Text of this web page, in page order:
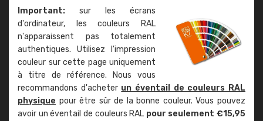
Important: sur les écrans
d'ordinateur, les couleurs RAL
n'apparaissent pas totalement
authentiques. Utilisez l'impression
couleur sur cette page uniquement
à titre de référence. Nous vous
recommandons d'acheter un éventail de couleurs RAL
physique pour être sûr de la bonne couleur. Vous pouvez
avoir un éventail de couleurs RAL pour seulement €15,95